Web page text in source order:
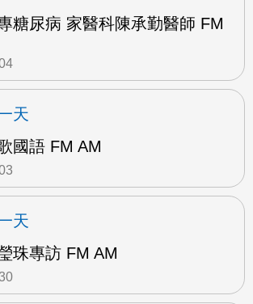
糖尿病 家醫科陳承勤醫師 FM
天
國語 FM AM
天
珠專訪 FM AM